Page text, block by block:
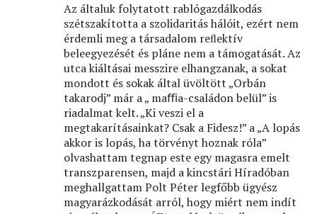
Az általuk folytatott rablógazdálkodás
szétszakította a szolidaritás hálóit, ezért nem
érdemli meg a társadalom reﬂektív
beleegyezését és pláne nem a támogatását. Az
utca kiáltásai messzire elhangzanak, a sokat
mondott és sokak által üvöltött „Orbán
takarodj” már a „ maﬃa-családon belül” is
riadalmat kelt. „Ki veszi el a
megtakarításainkat? Csak a Fidesz!” a „A lopás
akkor is lopás, ha törvényt hoznak róla”
olvashattam tegnap este egy magasra emelt
transzparensen, majd a kincstári Híradóban
meghallgattam Polt Péter legfőbb ügyész
magyarázkodását arról, hogy miért nem indít